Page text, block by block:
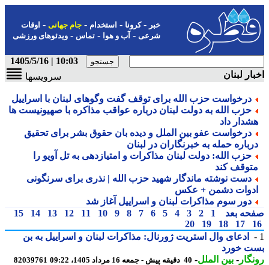
-کرونا-استخدام- جام جهانی-اوقات
شرعی-آب و هوا-تماس-ویدئوهای ورزشی
10:03 | 1405/5/16
لبنان
سرویسها
درخواست حزب الله برای توقف گفت وگوهای لبنان با اسراییل
حزب الله به دولت لبنان درباره عواقب مذاکره با صهیونیست ها
داد
درخواست عفو بین الملل و دیده بان حقوق بشر برای تحقیق
حمله به خبرنگاران در لبنان
حزب الله: دولت لبنان مذاکرات و امتیازدهی به تل آویو را
کند
دست نوشته ماندگار شهید حزب الله | نذری برای سرنگونی
دشمن + عکس
دور سوم مذاکرات لبنان و اسراییل آغاز شد
بعد
1
2
3
4
5
6
7
8
9
10
11
12
13
14
15
17
18
19
20
ادعای وال استریت ژورنال: مذاکرات لبنان و اسراییل به بن
خورد
-بین الملل-40 دقیقه پیش - جمعه 16 مرداد 1405، 09:22 82039761